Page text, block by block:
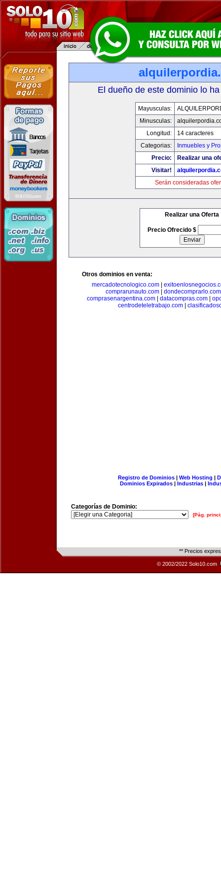
El dueño de este dominio lo
Mayusculas:
Minusculas:
Longitud:
14 caracteres
Categorias:
Inmuebles y
Precio:
Realizar una
Visitar!
Serán consideradas
Realizar una Oferta
Precio Ofrecido $
Otros dominios en venta:
mercadotecnologico.com
comprarunauto.com| dondecomprarlo.com
comprasenargentina.com| datacompras.com|
centrodeteletrabajo.com|
Registro de Dominios| Web Hosting |
Dominios Expirados | Industrias |
Categorías de Dominio:
[Pág.
** Precios
© 2002/2022 Solo10.com